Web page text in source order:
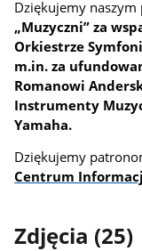
Dziękujemy
„Muzyczni” za
Orkiestrze
m.in. za
Romanowi
Instrumenty
Yamaha.
Dziękujemy
Centrum
Zdjęcia (25)